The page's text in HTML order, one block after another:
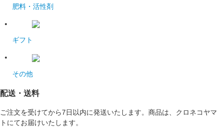
肥料・活性剤
ギフト
その他
配送・送料
ご注文を受けてから7日以内に発送いたします。商品は、クロネコヤマ
トにてお届けいたします。